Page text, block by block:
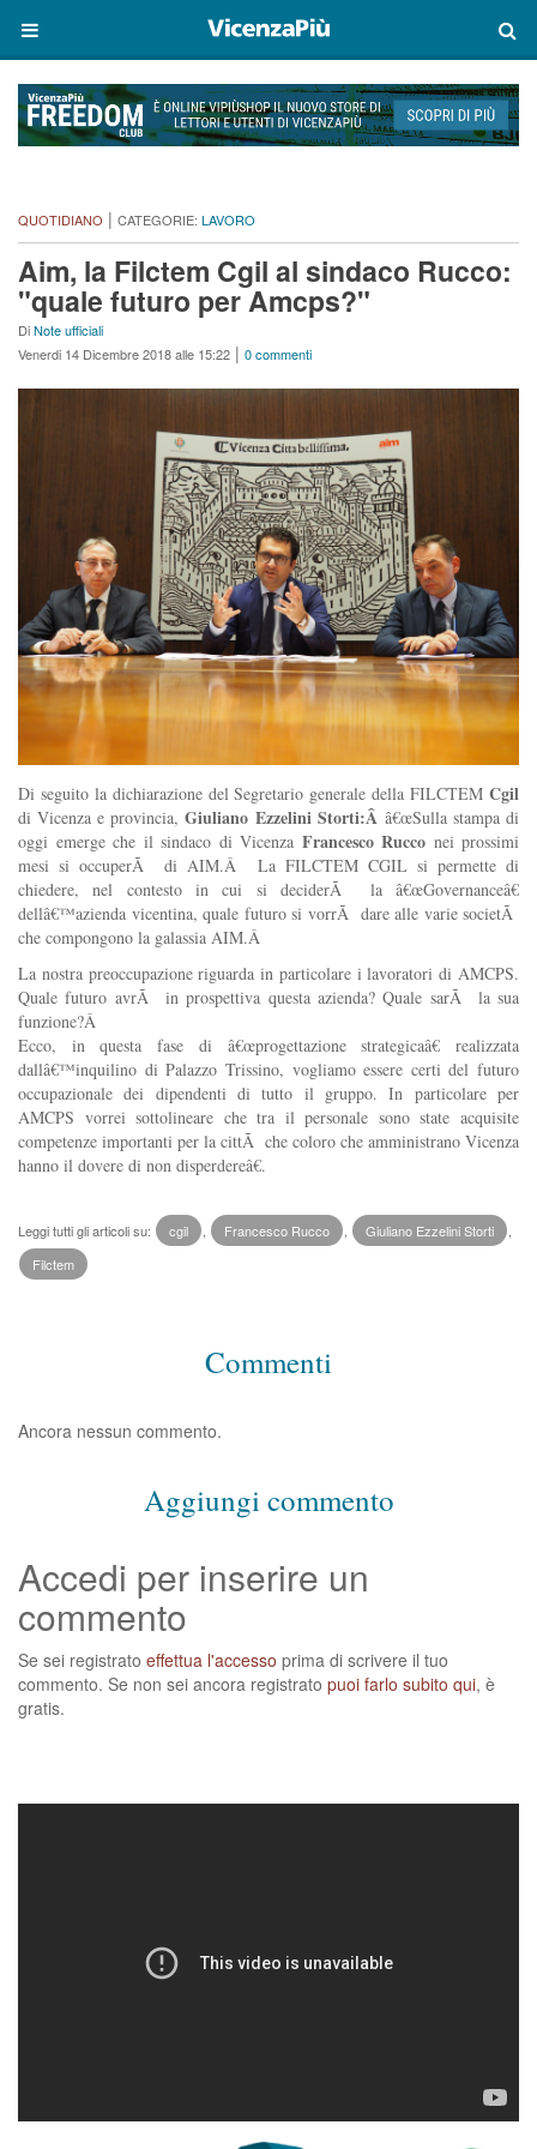
QUOTIDIANO | CATEGORIE: LAVORO
Aim, la Filctem Cgil al sindaco Rucco:
"quale futuro per Amcps?"
DiNote ufficiali
Venerdi 14 Dicembre 2018 alle 15:22 | 0 commenti
Di seguito la dichiarazione del Segretario generale della FILCTEM Cgil
di Vicenza e provincia,Giuliano Ezzelini Storti:Â â€œSulla stampa di
oggi emerge che il sindaco di Vicenza Francesco Rucco nei prossimi
mesi si occuperÃ di AIM.Â La FILCTEM CGIL si permette di
chiedere, nel contesto in cui si deciderÃ la â€œGovernanceâ€
dellâ€™azienda vicentina, quale futuro si vorrÃ dare alle varie societÃ
che compongono la galassia AIM.Â
La nostra preoccupazione riguarda in particolare i lavoratori di AMCPS.
Quale futuro avrÃ in prospettiva questa azienda? Quale sarÃ la sua
funzione?Â
Ecco, in questa fase di â€œprogettazione strategicaâ€ realizzata
dallâ€™inquilino di Palazzo Trissino, vogliamo essere certi del futuro
occupazionale dei dipendenti di tutto il gruppo. In particolare per
AMCPS vorrei sottolineare che tra il personale sono state acquisite
competenze importanti per la cittÃ che coloro che amministrano Vicenza
hanno il dovere di non disperdereâ€.
Leggi tutti gli articoli su: cgil Francesco Rucco Giuliano Ezzelini Storti
Filctem
Commenti
Ancora nessun commento.
Aggiungi commento
Accedi per inserire un
commento
Se sei registrato effettua l'accesso prima di scrivere il tuo
commento. Se non sei ancora registrato puoi farlo subito qui, è
gratis.